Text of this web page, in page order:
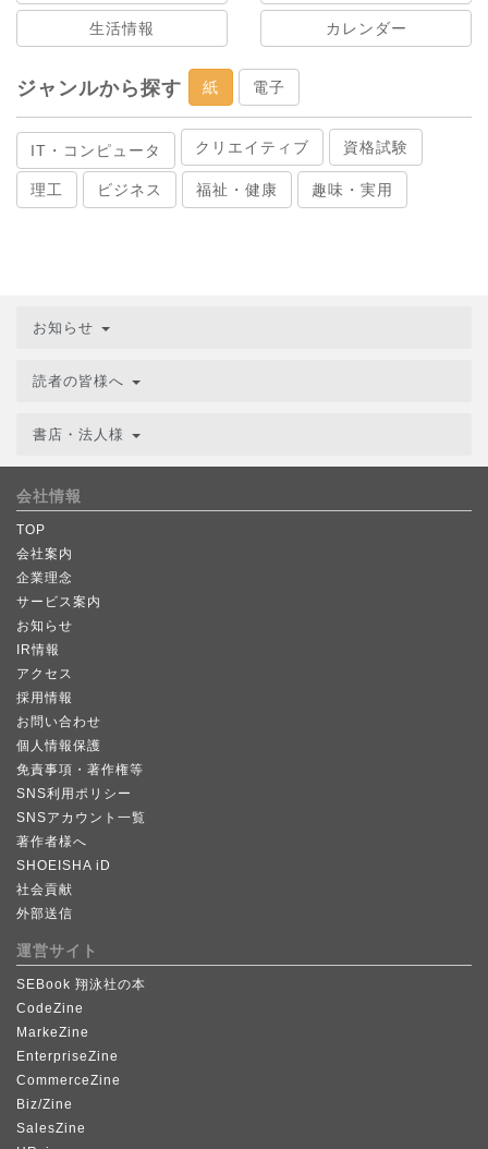
生活情報 カレンダー
ジャンルから探す 紙 電子
IT・コンピュータ クリエイティブ 資格試験
理工 ビジネス 福祉・健康 趣味・実用
お知らせ
読者の皆様へ
書店・法人様
会社情報
TOP
会社案内
企業理念
サービス案内
お知らせ
IR情報
アクセス
採用情報
お問い合わせ
個人情報保護
免責事項・著作権等
SNS利用ポリシー
SNSアカウント一覧
著作者様へ
SHOEISHA iD
社会貢献
外部送信
運営サイト
SEBook 翔泳社の本
CodeZine
MarkeZine
EnterpriseZine
CommerceZine
Biz/Zine
SalesZine